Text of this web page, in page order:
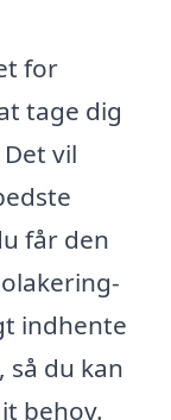
for
tage dig
vil
får den
indhente
du kan
behov.